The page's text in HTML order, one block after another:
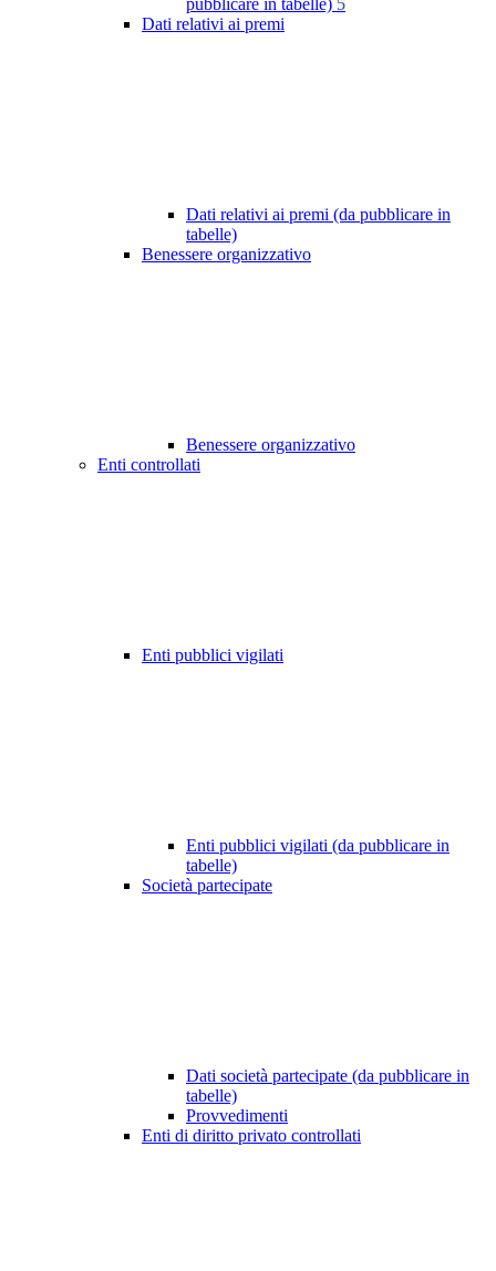
pubblicare in tabelle) 5
Dati relativi ai premi
Dati relativi ai premi (da pubblicare in
tabelle)
Benessere organizzativo
Benessere organizzativo
Enti controllati
Enti pubblici vigilati
Enti pubblici vigilati (da pubblicare in
tabelle)
Società partecipate
Dati società partecipate (da pubblicare in
tabelle)
Provvedimenti
Enti di diritto privato controllati